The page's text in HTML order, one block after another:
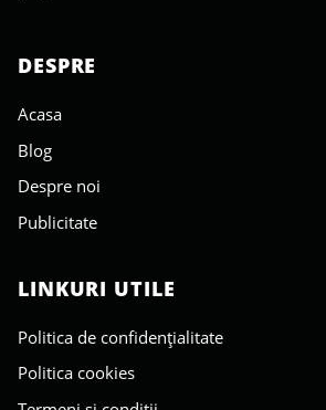
DESPRE
Acasa
Blog
Despre noi
Publicitate
LINKURI UTILE
Politica de confidențialitate
Politica cookies